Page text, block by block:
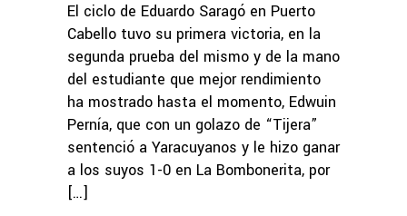
El ciclo de Eduardo Saragó en Puerto
Cabello tuvo su primera victoria, en la
segunda prueba del mismo y de la mano
del estudiante que mejor rendimiento
ha mostrado hasta el momento, Edwuin
Pernía, que con un golazo de “Tijera”
sentenció a Yaracuyanos y le hizo ganar
a los suyos 1-0 en La Bombonerita, por
[…]